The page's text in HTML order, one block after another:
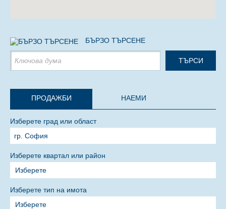
БЪРЗО ТЪРСЕНЕ
ПРОДАЖБИ НАЕМИ
Изберете град или област
Изберете квартал или район
Изберете
Изберете тип на имота
Изберете